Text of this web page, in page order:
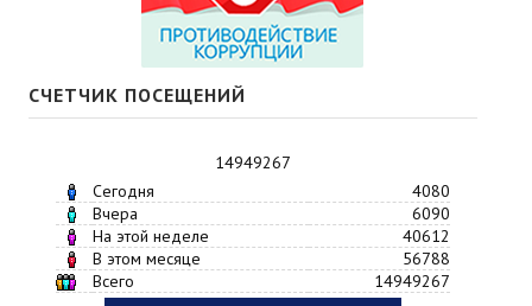
СЧЕТЧИК ПОСЕЩЕНИЙ
14949267
Сегодня
4080
Вчера
6090
На этой неделе
40612
В этом месяце
56788
Всего
14949267